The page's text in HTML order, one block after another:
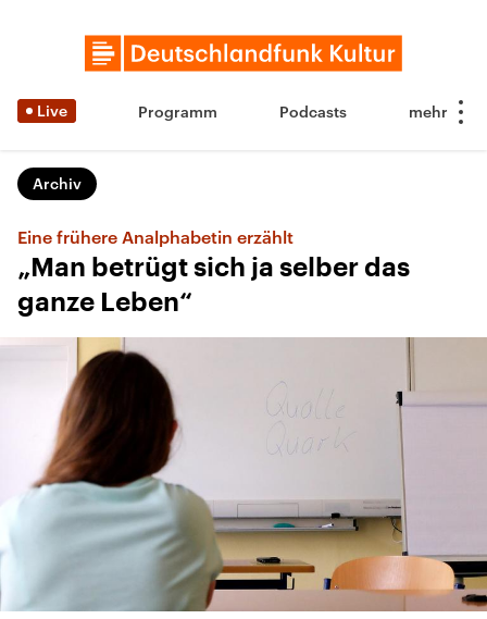
Live Programm Podcasts
Archiv
Eine frühere Analphabetin erzählt
„Man betrügt sich ja selber das
ganze Leben“